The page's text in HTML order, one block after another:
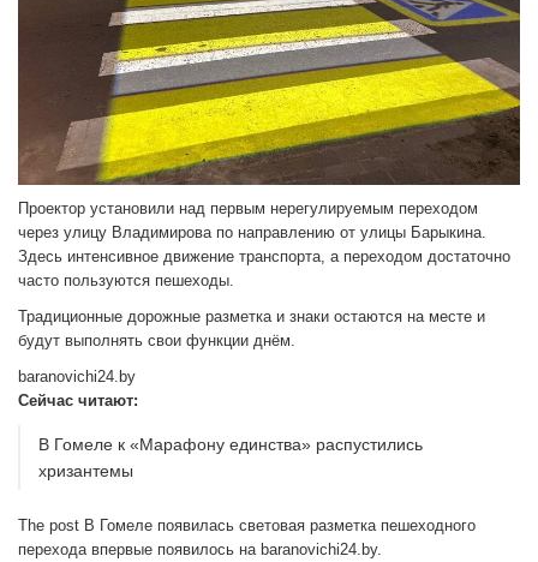
Проектор установили над первым нерегулируемым переходом
через улицу Владимирова по направлению от улицы Барыкина.
Здесь интенсивное движение транспорта, а переходом достаточно
часто пользуются пешеходы.
Традиционные дорожные разметка и знаки остаются на месте и
будут выполнять свои функции днём.
baranovichi24.by
Сейчас читают:
В Гомеле к «Марафону единства» распустились
хризантемы
The post В Гомеле появилась световая разметка пешеходного
перехода впервые появилось на baranovichi24.by.